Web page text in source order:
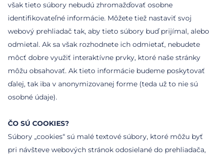
však tieto súbory nebudú zhromažďovať osobne
identifikovateľné informácie. Môžete tiež nastaviť svoj
webový prehliadač tak, aby tieto súbory buď prijímal, alebo
odmietal. Ak sa však rozhodnete ich odmietať, nebudete
môcť dobre využiť interaktívne prvky, ktoré naše stránky
môžu obsahovať. Ak tieto informácie budeme poskytovať
ďalej, tak iba v anonymizovanej forme (teda už to nie sú
osobné údaje).
ČO SÚ COOKIES?
Súbory „cookies“ sú malé textové súbory, ktoré môžu byť
pri návšteve webových stránok odosielané do prehliadača,